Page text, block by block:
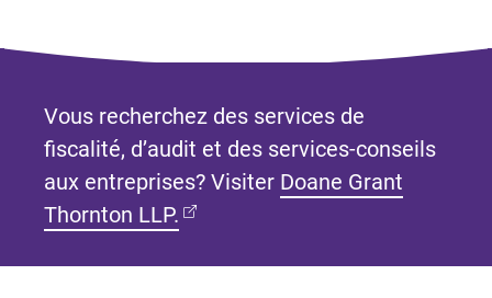
Vous recherchez des services de
fiscalité, d’audit et des services-conseils
aux entreprises? Visiter Doane Grant
Thornton LLP. (Ouvre dans un nouvel onglet)